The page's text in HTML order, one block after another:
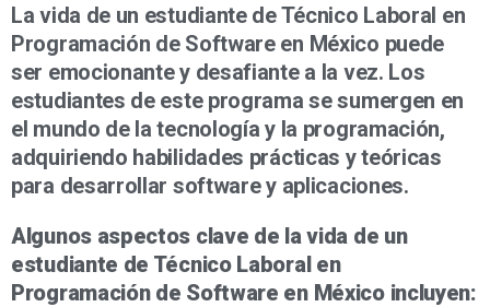
La vida de un estudiante de Técnico Laboral en
Programación de Software en México puede
ser emocionante y desafiante a la vez. Los
estudiantes de este programa se sumergen en
el mundo de la tecnología y la programación,
adquiriendo habilidades prácticas y teóricas
para desarrollar software y aplicaciones.
Algunos aspectos clave de la vida de un
estudiante de Técnico Laboral en
Programación de Software en México incluyen: